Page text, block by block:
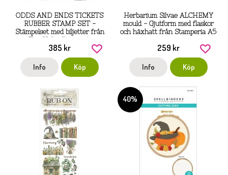
ODDS AND ENDS TICKETS
RUBBER STAMP SET -
Stämpelset med biljetter från
anonymous
385 kr
Info Köp
Herbarium Silvae ALCHEMY
mould - Gjutform med flaskor
och häxhatt från Stamperia A5
259 kr
Info Köp
40%